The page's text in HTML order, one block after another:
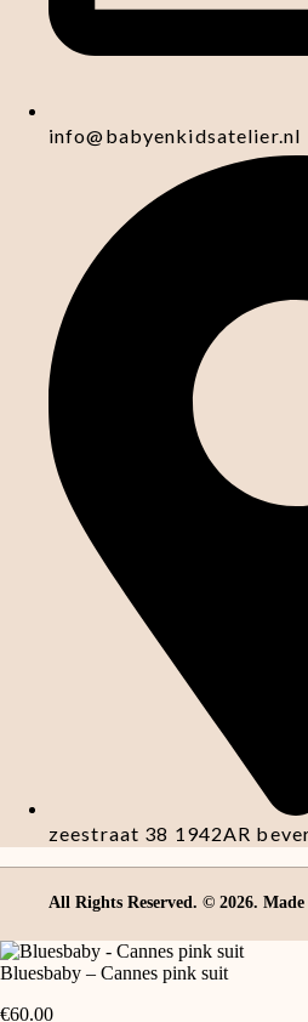
info@babyenkidsatelier.nl
zeestraat 38 1942AR
All Rights Reserved. © 2026. Made
Bluesbaby – Cannes pink suit
€60.00